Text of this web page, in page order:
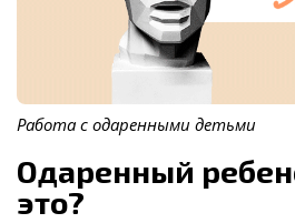
Работа с одаренными детьми
Одаренный
это?